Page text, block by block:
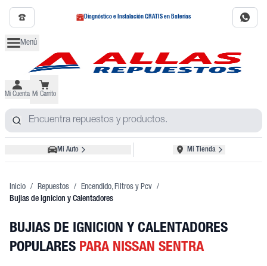
Diagnóstico e Instalación GRATIS en Baterías
Menú
Mi Cuenta Mi Carrito
Mi Auto Mi Tienda
Inicio / Repuestos / Encendido, Filtros y Pcv /
Bujias de Ignicion y Calentadores
BUJIAS DE IGNICION Y CALENTADORES
POPULARES PARA NISSAN SENTRA